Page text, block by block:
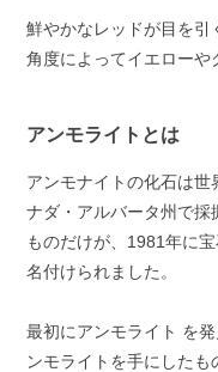
鮮やかなレッドが目を引
角度によってイエローや
アンモライトとは
アンモナイトの化石は世
ナダ・アルバータ州で採
ものだけが、1981年に
名付けられました。
最初にアンモライト を
ンモライトを手にした